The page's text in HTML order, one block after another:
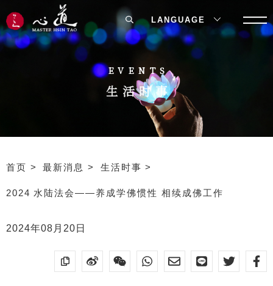
EVENTS
生活时事
首页 最新消息 生活时事
2024 水陆法会——养成学佛惯性 相续成佛工作
2024年08月20日
LANGUAGE